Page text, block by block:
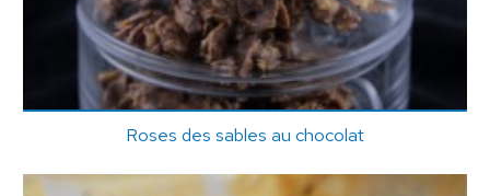
Roses des sables au chocolat